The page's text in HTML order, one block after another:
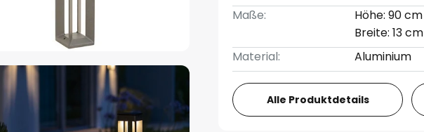
Maße:
Höhe: 90 cm
Breite: 13 cm
Material:
Aluminium
Alle Produktdetails